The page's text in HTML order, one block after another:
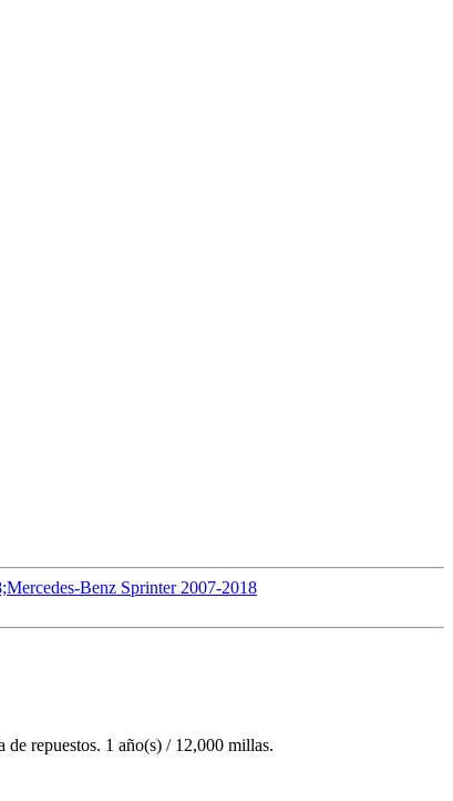
Benz Sprinter 2007-2018
repuestos. 1 año(s) / 12,000 millas.